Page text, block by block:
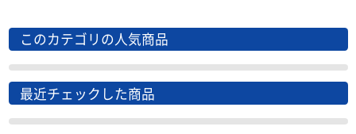
このカテゴリの人気商品
最近チェックした商品